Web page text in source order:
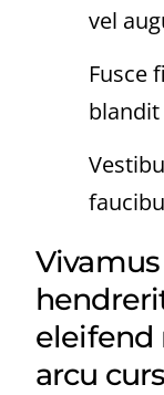
vel
Fusce
blandit
eleifend
arcu